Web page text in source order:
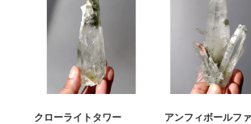
クローライトタワー
アンフィボールフ